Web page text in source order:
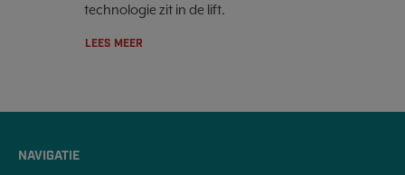
technologie zit in de lift.
LEES MEER
NAVIGATIE